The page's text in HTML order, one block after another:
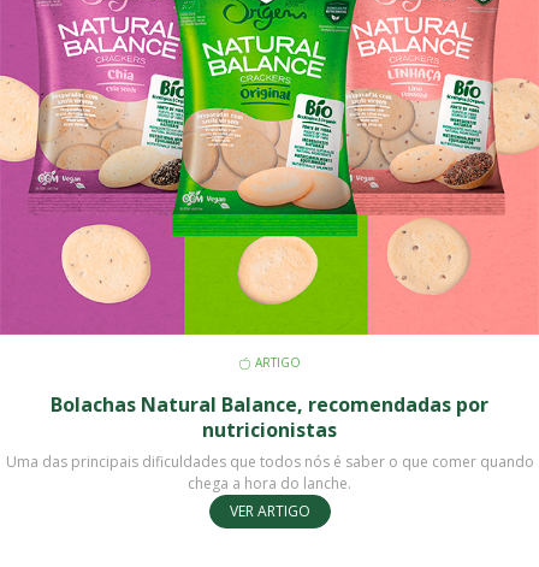
ARTIGO
Bolachas Natural Balance, recomendadas por
nutricionistas
Uma das principais dificuldades que todos nós é saber o que comer quando
chega a hora do lanche.
VER ARTIGO